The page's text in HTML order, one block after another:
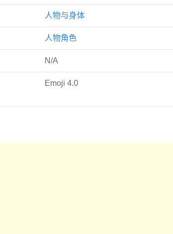
人物与身体
人物角色
N/A
Emoji 4.0